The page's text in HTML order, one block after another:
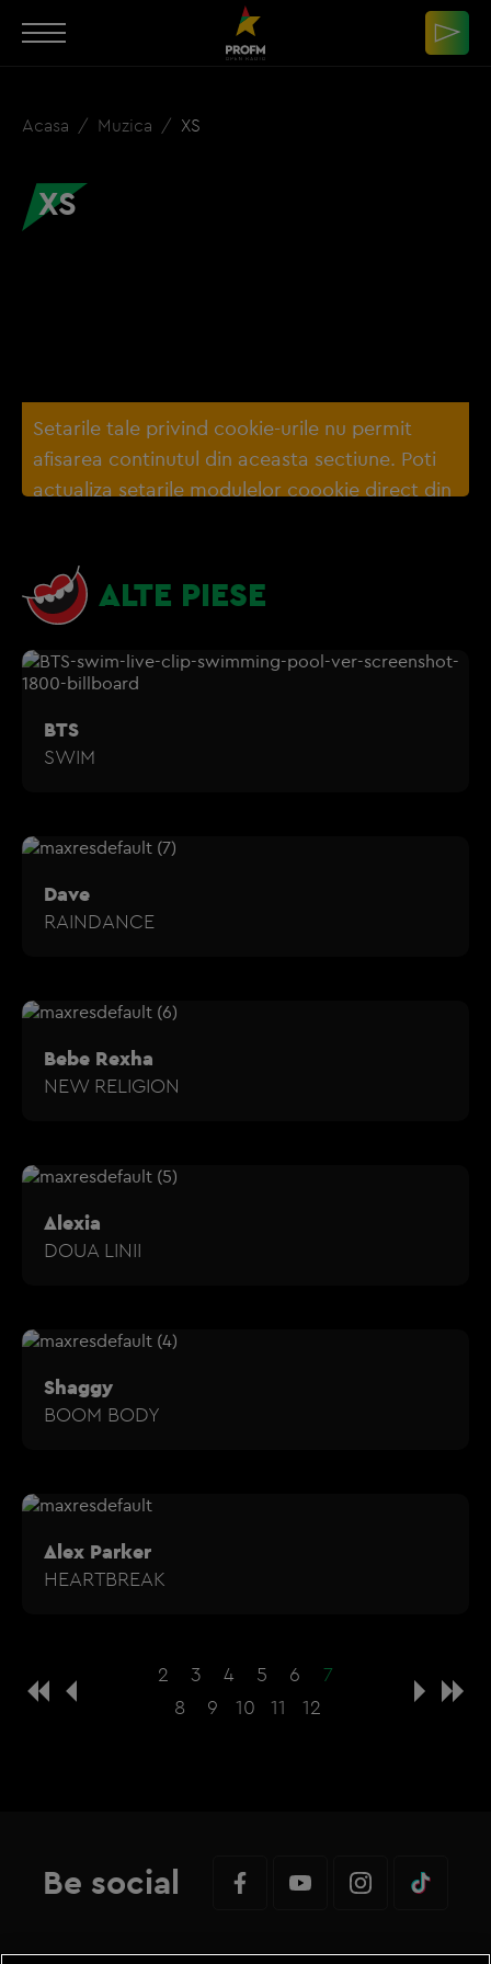
Acasa Muzica XS
XS
Setarile tale privind cookie-urile nu permit
afisarea continutul din aceasta sectiune. Poti
actualiza setarile modulelor coookie direct din
ALTE PIESE
BTS
SWIM
Dave
RAINDANCE
Bebe Rexha
NEW RELIGION
Alexia
DOUA LINII
Shaggy
BOOM BODY
Alex Parker
HEARTBREAK
2 3 4 5 6
7
8
9 10 11 12
Be social